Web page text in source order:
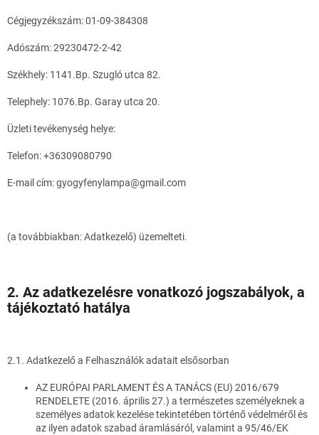
Cégjegyzékszám: 01-09-384308
Adószám: 29230472-2-42
Székhely: 1141.Bp. Szugló utca 82.
Telephely: 1076.Bp. Garay utca 20.
Üzleti tevékenység helye:
Telefon: +36309080790
E-mail cím: gyogyfenylampa@gmail.com
(a továbbiakban: Adatkezelő) üzemelteti.
2. Az adatkezelésre vonatkozó jogszabályok, a
tájékoztató hatálya
2.1. Adatkezelő a Felhasználók adatait elsősorban
AZ EURÓPAI PARLAMENT ÉS A TANÁCS (EU) 2016/679
RENDELETE (2016. április 27.) a természetes személyeknek a
személyes adatok kezelése tekintetében történő védelméről és
az ilyen adatok szabad áramlásáról, valamint a 95/46/EK